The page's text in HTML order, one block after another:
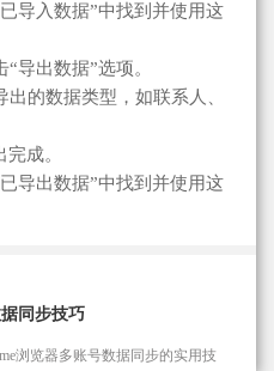
导入数据”中找到并使用这
导出数据”选项。
的数据类型，如联系人、
成。
导出数据”中找到并使用这
同步技巧
浏览器多账号数据同步的实用技